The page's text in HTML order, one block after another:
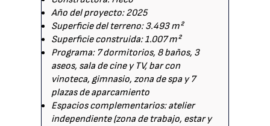
Año del proyecto: 2025
Superficie del terreno: 3.493 m²
Superficie construida: 1.007 m²
Programa: 7 dormitorios, 8 baños, 3
aseos, sala de cine y TV, bar con
vinoteca, gimnasio, zona de spa y 7
plazas de aparcamiento
Espacios complementarios: atelier
independiente (zona de trabajo, estar y